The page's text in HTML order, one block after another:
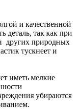
и качественной
деталь, так как при
других природных
тускнеет и
иметь мелкие
убираются